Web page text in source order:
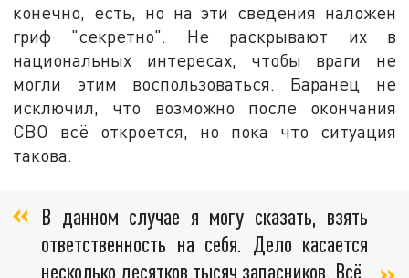
конечно, есть, но на эти сведения наложен
гриф "секретно". Не раскрывают их в
национальных интересах, чтобы враги не
могли этим воспользоваться. Баранец не
исключил, что возможно после окончания
СВО всё откроется, но пока что ситуация
такова.
В данном случае я могу сказать, взять
ответственность на себя. Дело касается
несколько десятков тысяч запасников. Всё,